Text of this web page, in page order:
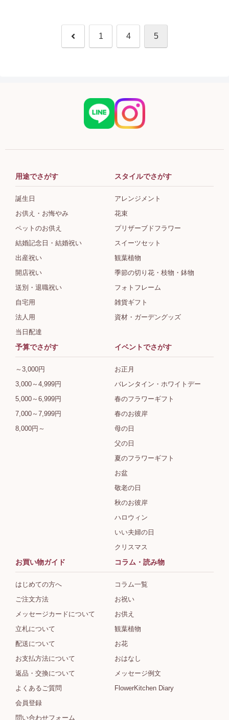
前 1 4 5
用途でさがす
誕生日
お供え・お悔やみ
ペットのお供え
結婚記念日・結婚祝い
出産祝い
開店祝い
送別・退職祝い
自宅用
法人用
当日配達
スタイルでさがす
アレンジメント
花束
プリザーブドフラワー
スイーツセット
観葉植物
季節の切り花・枝物・鉢物
フォトフレーム
雑貨ギフト
資材・ガーデングッズ
予算でさがす
～3,000円
3,000～4,999円
5,000～6,999円
7,000～7,999円
8,000円～
イベントでさがす
お正月
バレンタイン・ホワイトデー
春のフラワーギフト
春のお彼岸
母の日
父の日
夏のフラワーギフト
お盆
敬老の日
秋のお彼岸
ハロウィン
いい夫婦の日
クリスマス
お買い物ガイド
はじめての方へ
ご注文方法
メッセージカードについて
立札について
配送について
お支払方法について
返品・交換について
よくあるご質問
会員登録
問い合わせフォーム
コラム・読み物
コラム一覧
お祝い
お供え
観葉植物
お花
おはなし
メッセージ例文
FlowerKitchen Diary